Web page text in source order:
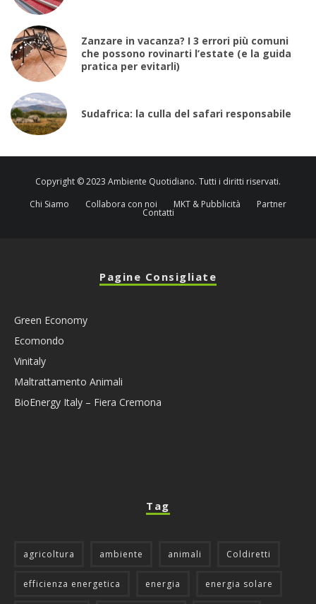
Zanzare in vacanza? I 3 errori più comuni
che possono rovinarti l’estate (e la guida
pratica per evitarli)
Sudafrica: la culla del safari responsabile
Copyright © 2023 Ambiente Quotidiano. Tutti i diritti riservati.
Chi Siamo
Collabora con noi MKT & Pubblicità Partner
Contatti
Pagine Consigliate
Green Economy
Ecomondo
Vinitaly
Maltrattamento Animali
BioEnergy Italy – Fiera Cremona
Tag
agricoltura ambiente animali Coldiretti
efficienza energetica energia energia solare